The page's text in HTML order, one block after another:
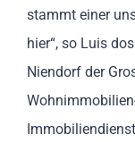
stammt einer
hier“, so Luis
Niendorf der